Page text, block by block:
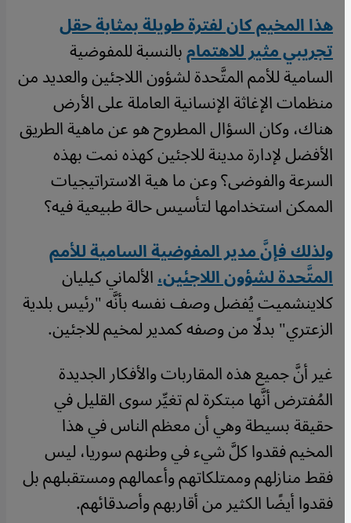
هذا المخيم كان لفترة طويلة بمثابة حقل
تجريبي مثير للاهتمامبالنسبة للمفوضية
السامية للأمم المتَّحدة لشؤون اللاجئين والعديد من
منظمات الإغاثة الإنسانية العاملة على الأرض
هناك، وكان السؤال المطروح هو عن ماهية الطريق
الأفضل لإدارة مدينة للاجئين كهذه نمت بهذه
السرعة والفوضى؟ وعن ما هية الاستراتيجيات
الممكن استخدامها لتأسيس حالة طبيعية فيه؟
ولذلك فإنَّ مدير المفوضية السامية للأمم
المتَّحدة لشؤون اللاجئين،الألماني كيليان
كلاينشميت يُفضل وصف نفسه بأنَّه "رئيس بلدية
الزعتري" بدلًا من وصفه كمدير لمخيم للاجئين.
غير أنَّ جميع هذه المقاربات والأفكار الجديدة
المُفترض أنَّها مبتكرة لم تغيِّر سوى القليل في
حقيقة بسيطة وهي أن معظم الناس في هذا
المخيم فقدوا كلَّ شيء في وطنهم سوريا، ليس
فقط منازلهم وممتلكاتهم وأعمالهم ومستقبلهم بل
فقدوا أيضًا الكثير من أقاربهم وأصدقائهم.